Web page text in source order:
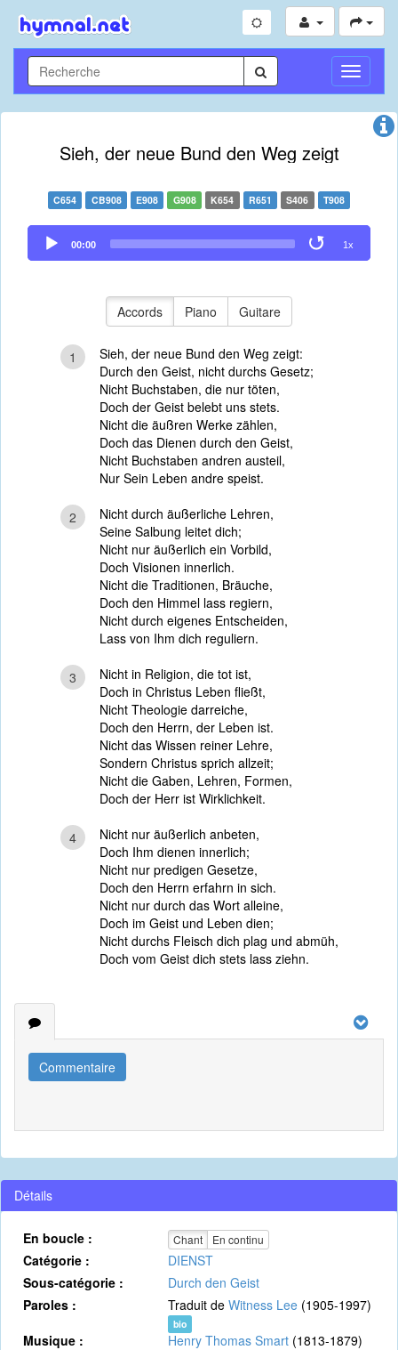
Toggle
Sieh, der neue Bund den Weg zeigt
C654 CB908 E908 G908 K654 R651 S406 T908
Audio
Player
00:00 1x
Accords Piano Guitare
1
Sieh, der neue Bund den Weg zeigt:
Durch den Geist, nicht durchs Gesetz;
Nicht Buchstaben, die nur töten,
Doch der Geist belebt uns stets.
Nicht die äußren Werke zählen,
Doch das Dienen durch den Geist,
Nicht Buchstaben andren austeil,
Nur Sein Leben andre speist.
2
Nicht durch äußerliche Lehren,
Seine Salbung leitet dich;
Nicht nur äußerlich ein Vorbild,
Doch Visionen innerlich.
Nicht die Traditionen, Bräuche,
Doch den Himmel lass regiern,
Nicht durch eigenes Entscheiden,
Lass von Ihm dich reguliern.
3
Nicht in Religion, die tot ist,
Doch in Christus Leben fließt,
Nicht Theologie darreiche,
Doch den Herrn, der Leben ist.
Nicht das Wissen reiner Lehre,
Sondern Christus sprich allzeit;
Nicht die Gaben, Lehren, Formen,
Doch der Herr ist Wirklichkeit.
4
Nicht nur äußerlich anbeten,
Doch Ihm dienen innerlich;
Nicht nur predigen Gesetze,
Doch den Herrn erfahrn in sich.
Nicht nur durch das Wort alleine,
Doch im Geist und Leben dien;
Nicht durchs Fleisch dich plag und abmüh,
Doch vom Geist dich stets lass ziehn.
Commentaire
Détails
En boucle : Chant En continu
Catégorie :
DIENST
Sous-catégorie :
Durch den Geist
Paroles :
Traduit de Witness Lee (1905-1997)
bio
Musique : Henry Thomas Smart (1813-1879)